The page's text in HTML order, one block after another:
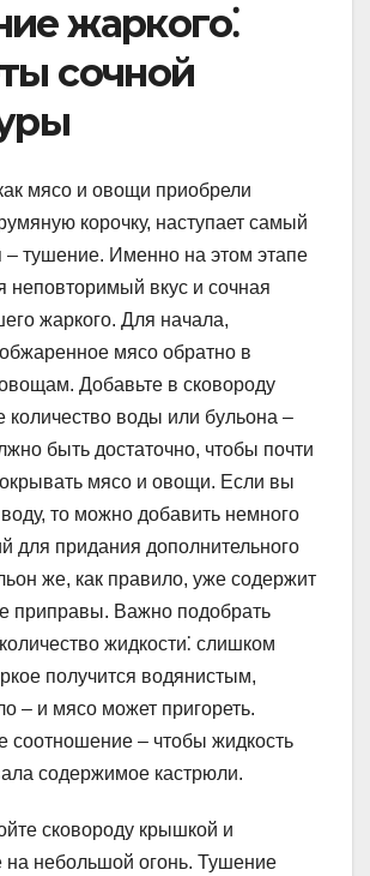
жаркого⁚
сочной
мясо и овощи приобрели
корочку, наступает самый
– тушение. Именно на этом этапе
неповторимый вкус и сочная
жаркого. Для начала,
мясо обратно в
Добавьте в сковороду
количество воды или бульона –
быть достаточно, чтобы почти
мясо и овощи. Если вы
воду, то можно добавить немного
для придания дополнительного
же, как правило, уже содержит
приправы. Важно подобрать
жидкости⁚ слишком
получится водянистым,
– и мясо может пригореть.
соотношение – чтобы жидкость
содержимое кастрюли.
сковороду крышкой и
на небольшой огонь. Тушение